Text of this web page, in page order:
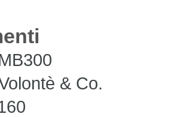
& Co.